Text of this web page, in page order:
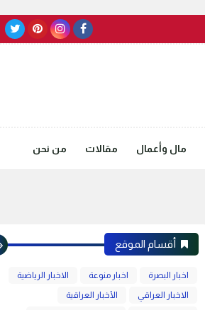
مال وأعمال مقالات من نحن
أقسام الموقع
اخبار البصرة اخبار منوعة
الاخبار الرياضية
الاخبار العراقي
الأخبار العراقية